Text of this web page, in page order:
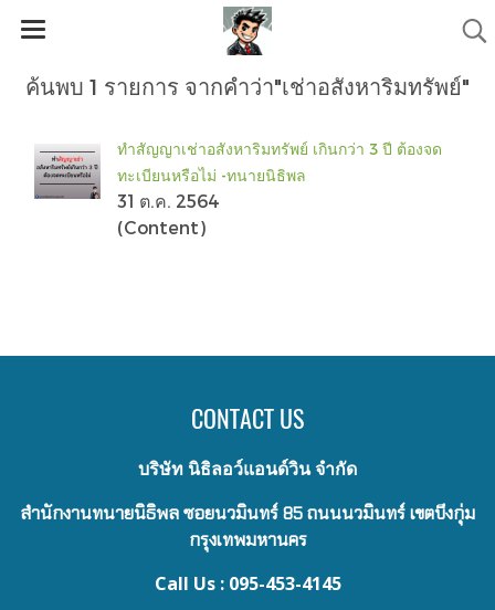
ค้นพบ 1 รายการ จากคำว่า"เช่าอสังหาริมทรัพย์"
ทำสัญญาเช่าอสังหาริมทรัพย์ เกินกว่า 3 ปี ต้องจด
ทะเบียนหรือไม่ -ทนายนิธิพล
31 ต.ค. 2564
(Content)
CONTACT US
บริษัท นิธิลอว์แอนด์วิน จำกัด
สำนักงานทนายนิธิพล ซอยนวมินทร์ 85 ถนนนวมินทร์ เขตบึงกุ่ม
กรุงเทพมหานคร
Call Us : 095-453-4145